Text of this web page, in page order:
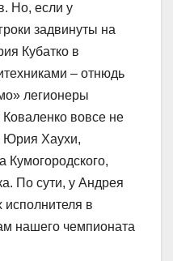
Но, если у
задвинуты на
Кубатко в
– отнюдь
легионеры
вовсе не
Юрия Хаухи,
Кумогородского,
По сути, у Андрея
в
нашего чемпионата